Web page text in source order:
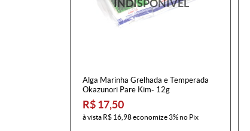
Alga Marinha Grelhada e Temperada
Okazunori Pare Kim- 12g
R$ 17,50
à vista R$ 16,98economize3%no Pix